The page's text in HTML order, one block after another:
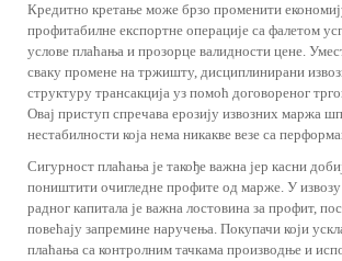
Кредитно кретање може брзо променити
профитабилне експортне операције са фалетом
услове плаћања и прозорце валидности цене.
сваку промене на тржишту, дисциплинирани
структуру трансакција уз помоћ договореног
Овај приступ спречава ерозију извозних маржа
нестабилности која нема никакве везе са
Сигурност плаћања је такође важна јер касни
поништити очигледне профите од марже. У
радног капитала је важна лостовина за профит,
повећају запремине наручења. Покупачи који
плаћања са контролним тачкама производње и